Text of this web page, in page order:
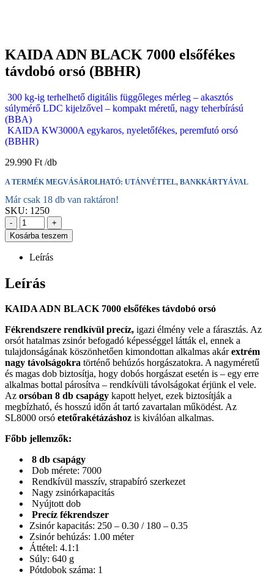
KAIDA ADN BLACK 7000 elsőfékes
távdobó orsó (BBHR)
300 kg-ig terhelhető digitális függőleges mérleg – akasztós
súlymérő LDC kijelzővel – kompakt méretű, nagy teherbírású
(BBA)
KAIDA KW3000A egykaros, nyeletőfékes, peremfutó orsó
(BBHR)
29.990 Ft
A TERMÉK MEGVÁSÁROLHATÓ: UTÁNVÉTTEL, BANKKÁRTYÁVAL
Már csak 18 db van raktáron!
SKU: 1250
-
+
Kosárba teszem
Leírás
Leírás
KAIDA ADN BLACK 7000 elsőfékes távdobó orsó
Fékrendszere rendkívül precíz, igazi élmény vele a fárasztás. Az
orsót hatalmas zsinór befogadó képességgel látták el, ennek a
tulajdonságának köszönhetően kimondottan alkalmas akárextrém
nagy távolságokra történő behúzós horgászatokra. A nagyméretű
és magas dob biztosítja, hogy dobós horgászat esetén is – egy erre
alkalmas bottal párosítva – rendkívüli távolságokat érjünk el vele.
Az orsóban 8 db csapágy kapott helyet, ezek biztosítják a
megbízható, és hosszú időn át tartó zavartalan működést. Az
SL8000 orsó etetőrakétázáshoz is kiválóan alkalmas.
Főbb jellemzők:
8 db csapágy
Dob mérete: 7000
Rendkívül masszív, strapabíró szerkezet
Nagy zsinórkapacitás
Nyújtott dob
Precíz fékrendszer
Zsinór kapacitás: 250 – 0.30 / 180 – 0.35
Zsinór behúzás: 1.00 méter
Áttétel: 4.1:1
Súly: 640 g
Pótdobok száma: 1